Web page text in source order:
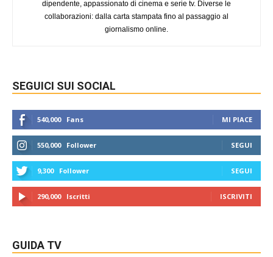
dipendente, appassionato di cinema e serie tv. Diverse le
collaborazioni: dalla carta stampata fino al passaggio al
giornalismo online.
SEGUICI SUI SOCIAL
540,000 Fans MI PIACE
550,000 Follower SEGUI
9,300 Follower SEGUI
290,000 Iscritti ISCRIVITI
GUIDA TV